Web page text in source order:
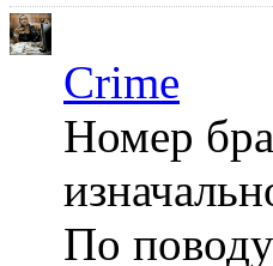
Crime
Номер
По